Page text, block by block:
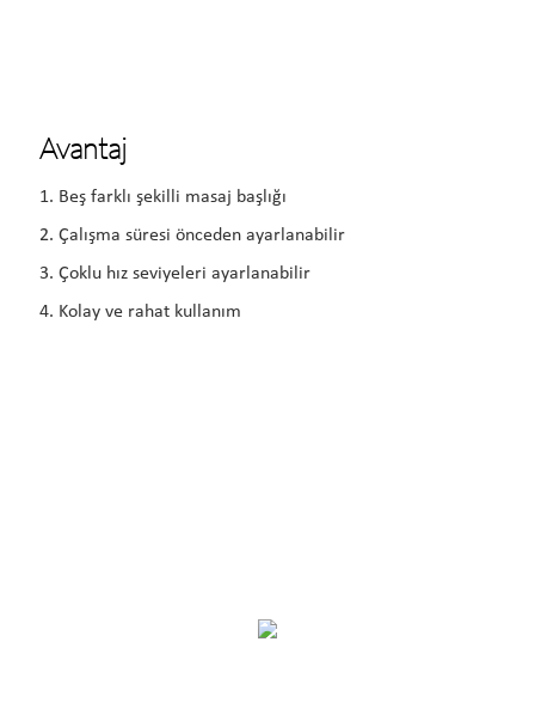
Avantaj
1. Beş farklı şekilli masaj başlığı
2. Çalışma süresi önceden ayarlanabilir
3. Çoklu hız seviyeleri ayarlanabilir
4. Kolay ve rahat kullanım